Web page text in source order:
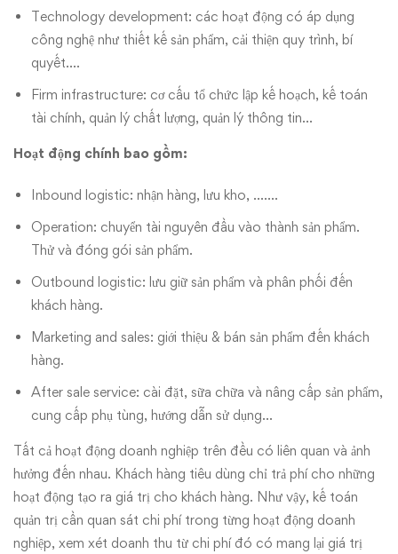
Technology development: các hoạt động có áp dụng
công nghệ như thiết kế sản phẩm, cải thiện quy trình, bí
quyết….
Firm infrastructure: cơ cấu tổ chức lập kế hoạch, kế toán
tài chính, quản lý chất lượng, quản lý thông tin…
Hoạt động chính bao gồm:
Inbound logistic: nhận hàng, lưu kho, …….
Operation: chuyển tài nguyên đầu vào thành sản phẩm.
Thử và đóng gói sản phẩm.
Outbound logistic: lưu giữ sản phẩm và phân phối đến
khách hàng.
Marketing and sales: giới thiệu & bán sản phẩm đến khách
hàng.
After sale service: cài đặt, sữa chữa và nâng cấp sản phẩm,
cung cấp phụ tùng, hướng dẫn sử dụng…
Tất cả hoạt động doanh nghiệp trên đều có liên quan và ảnh
hưởng đến nhau. Khách hàng tiêu dùng chỉ trả phí cho những
hoạt động tạo ra giá trị cho khách hàng. Như vậy, kế toán
quản trị cần quan sát chi phí trong từng hoạt động doanh
nghiệp, xem xét doanh thu từ chi phí đó có mang lại giá trị